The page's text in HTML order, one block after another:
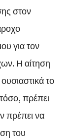
στον
για τον
Η αίτηση
το
πρέπει
πρέπει να
του